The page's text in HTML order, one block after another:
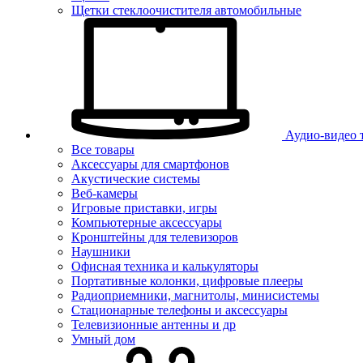
Щетки стеклоочистителя автомобильные
Аудио-видео
Все товары
Аксессуары для смартфонов
Акустические системы
Веб-камеры
Игровые приставки, игры
Компьютерные аксессуары
Кронштейны для телевизоров
Наушники
Офисная техника и калькуляторы
Портативные колонки, цифровые плееры
Радиоприемники, магнитолы, минисистемы
Стационарные телефоны и аксессуары
Телевизионные антенны и др
Умный дом